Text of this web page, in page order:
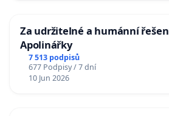
Za udržitelné a humánní
Apolinářky
7 513 podpisů
677 Podpisy / 7 dní
10 Jun 2026